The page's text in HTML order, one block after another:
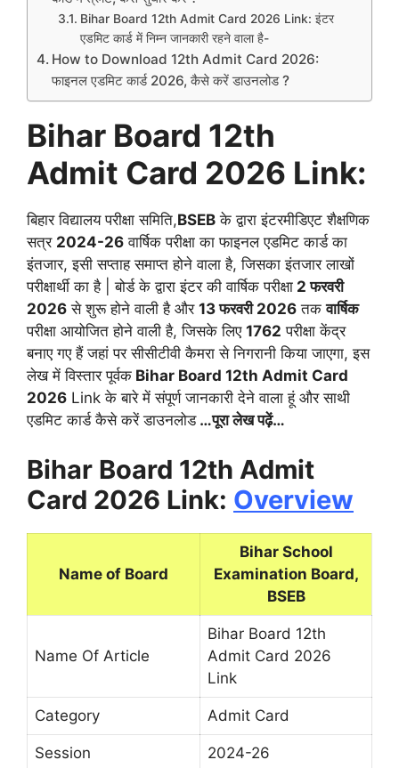
Bihar Board 12th Admit Card 2026 Link: इंटर
एडमिट कार्ड में निम्न जानकारी रहने वाला है-
How to Download 12th Admit Card 2026:
फाइनल एडमिट कार्ड 2026, कैसे करें डाउनलोड ?
Bihar Board 12th
Admit Card 2026 Link:
बिहार विद्यालय परीक्षा समिति,BSEB के द्वारा इंटरमीडिएट शैक्षणिक
सत्र 2024-26 वार्षिक परीक्षा का फाइनल एडमिट कार्ड का
इंतजार, इसी सप्ताह समाप्त होने वाला है, जिसका इंतजार लाखों
परीक्षार्थी का है | बोर्ड के द्वारा इंटर की वार्षिक परीक्षा 2 फरवरी
2026 से शुरू होने वाली है और 13 फरवरी 2026 तकवार्षिक
परीक्षा आयोजित होने वाली है, जिसके लिए 1762 परीक्षा केंद्र
बनाए गए हैं जहां पर सीसीटीवी कैमरा से निगरानी किया जाएगा, इस
लेख में विस्तार पूर्वक Bihar Board 12th Admit Card
2026 Link के बारे में संपूर्ण जानकारी देने वाला हूं और साथी
एडमिट कार्ड कैसे करें डाउनलोड…पूरा लेख पढ़ें…
Bihar Board 12th Admit
Card 2026 Link: Overview
Name of Board
Bihar School
Examination Board,
BSEB
Name Of Article
Bihar Board 12th
Admit Card 2026
Link
Category Admit Card
Session 2024-26